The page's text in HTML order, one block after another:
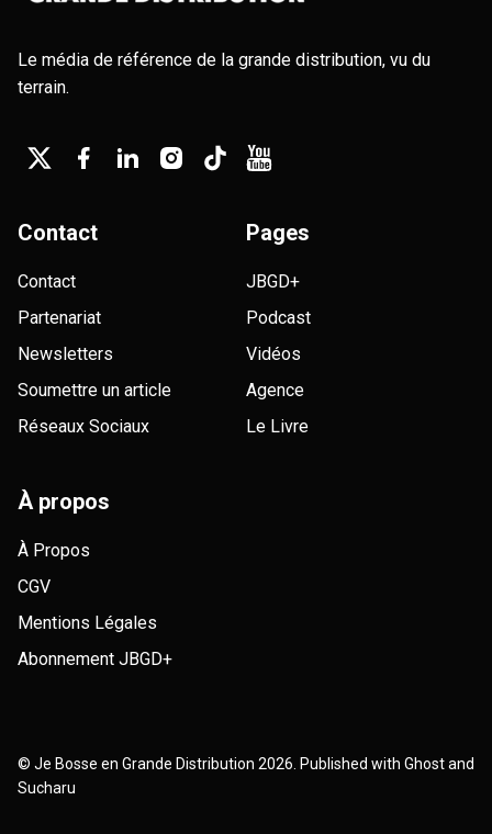
Le média de référence de la grande distribution, vu du
terrain.
Contact
Contact
Partenariat
Newsletters
Soumettre un article
Réseaux Sociaux
Pages
JBGD+
Podcast
Vidéos
Agence
Le Livre
À propos
À Propos
CGV
Mentions Légales
Abonnement JBGD+
© Je Bosse en Grande Distribution 2026. Published with Ghostand
Sucharu